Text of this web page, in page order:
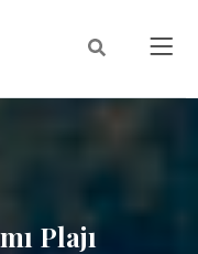
Plajı